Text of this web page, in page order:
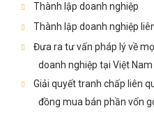
Thành lập doanh nghiệp
Thành lập doanh nghiệp
Đưa ra tư vấn pháp lý về
doanh nghiệp tại Việt Nam
Giải quyết tranh chấp liên
đồng mua bán phần vốn